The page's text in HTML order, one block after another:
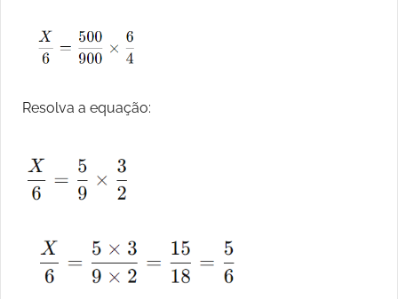
Resolva a equação: